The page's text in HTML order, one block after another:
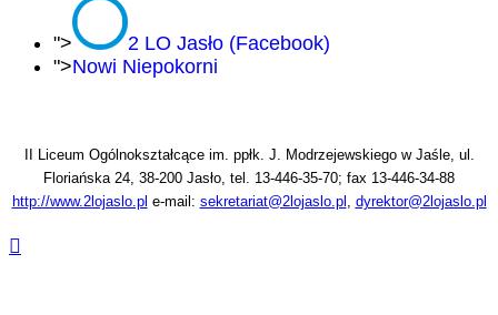
">
2 LO Jasło (Facebook)
">Nowi Niepokorni
II Liceum Ogólnokształcące im. ppłk. J. Modrzejewskiego w Jaśle, ul.
Floriańska 24, 38-200 Jasło, tel. 13-446-35-70; fax 13-446-34-88
http://www.2lojaslo.pl e-mail: sekretariat@2lojaslo.pl , dyrektor@2lojaslo.pl